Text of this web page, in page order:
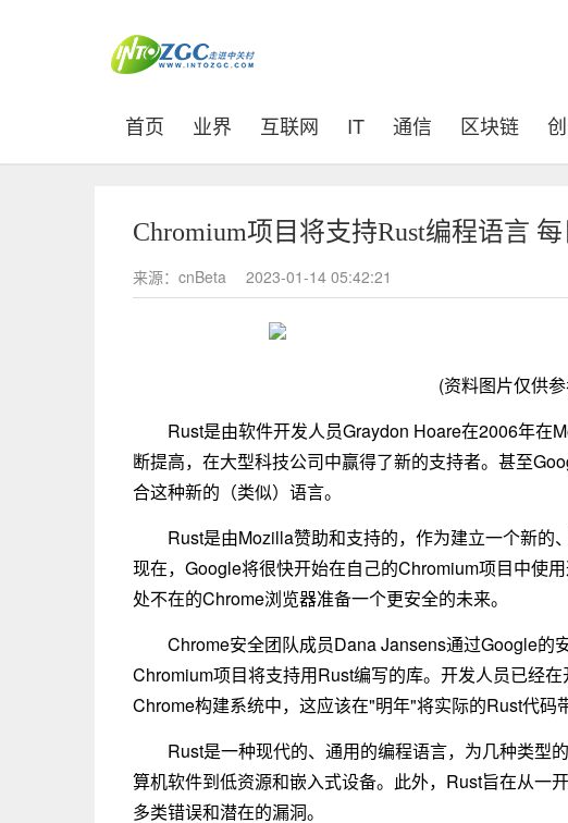
首页 (current)
业界 互联网 IT 通信 区块链
Chromium项目将支持Rust编程语言
来源：cnBeta 2023-01-14 05:42:21
(资料图片仅供
Rust是由软件开发人员Graydon Hoare在2006年在
断提高，在大型科技公司中赢得了新的支持者。甚至
合这种新的（类似）语言。
Rust是由Mozilla赞助和支持的，作为建立一个新的
现在，Google将很快开始在自己的Chromium项目中使
处不在的Chrome浏览器准备一个更安全的未来。
Chrome安全团队成员Dana Jansens通过Google的
Chromium项目将支持用Rust编写的库。开发人员已经
Chrome构建系统中，这应该在"明年"将实际的Rust代码
Rust是一种现代的、通用的编程语言，为几种类型
算机软件到低资源和嵌入式设备。此外，Rust旨在从一
多类错误和潜在的漏洞。